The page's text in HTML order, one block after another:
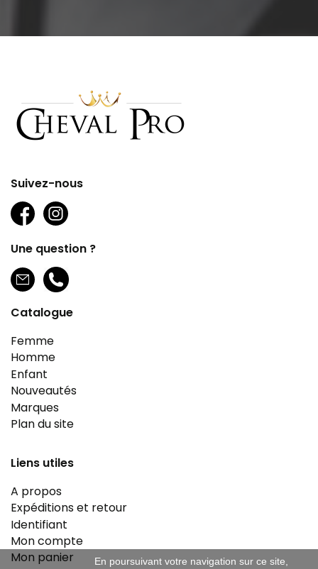
Suivez-nous
Une question ?
Catalogue
Femme
Homme
Enfant
Nouveautés
Marques
Plan du site
Liens utiles
A propos
Expéditions et retour
Identifiant
Mon compte
Mon panier
En poursuivant votre navigation sur ce site,